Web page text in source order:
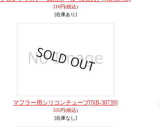
216円(税込)
[在庫あり]
マフラー用シリコンチューブ[NB-30739]
335円(税込)
[在庫なし]